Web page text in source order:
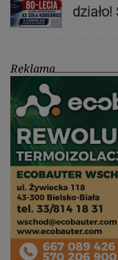
działo!
Reklama